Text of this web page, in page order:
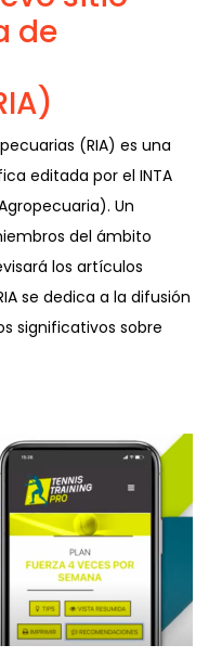
de
(RIA) es una
editada por el INTA
Un
del ámbito
los artículos
se dedica a la difusión
significativos sobre